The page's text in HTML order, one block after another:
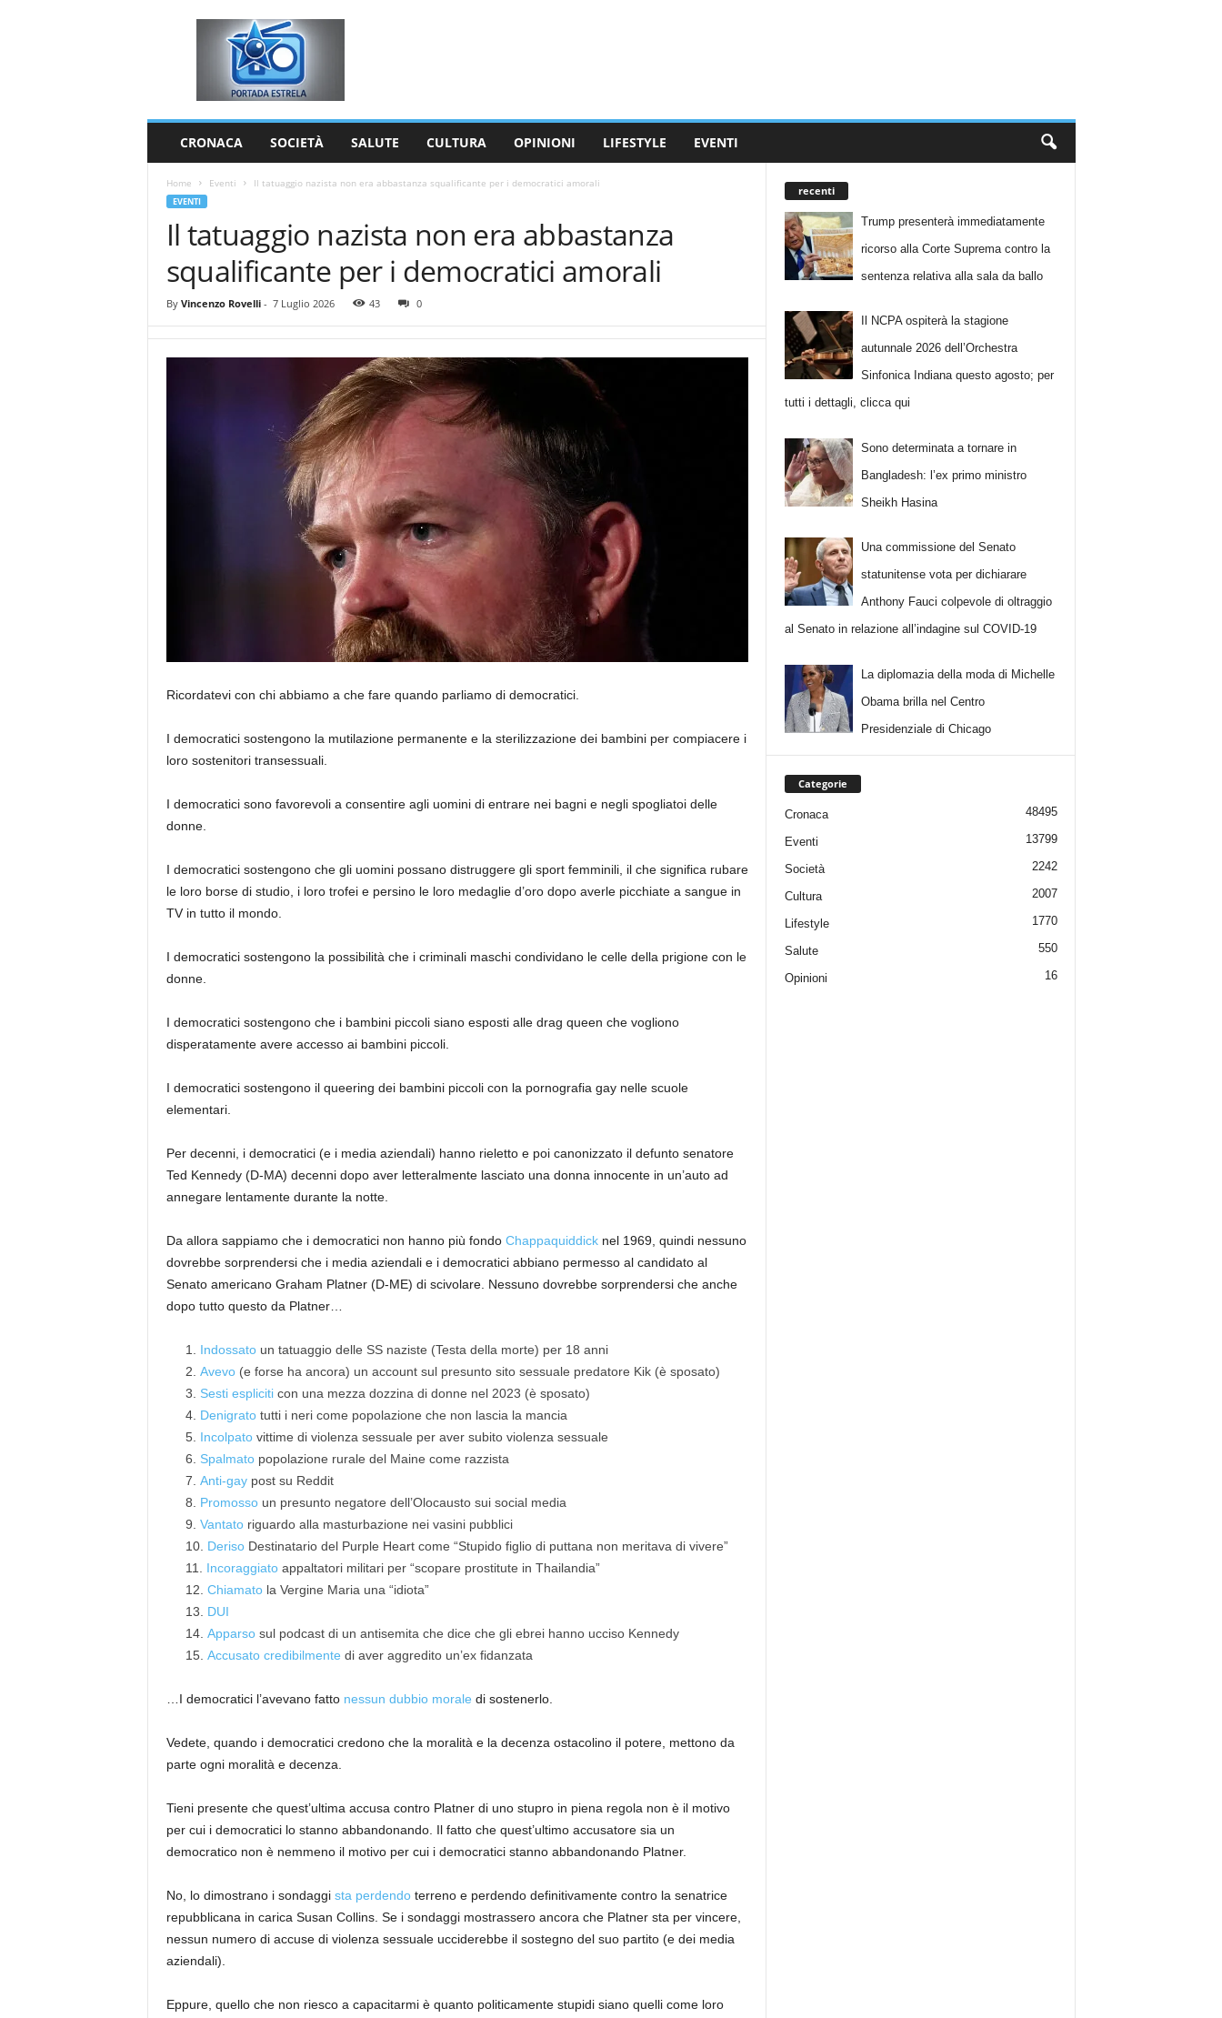
CRONACA SOCIETÀ SALUTE CULTURA OPINIONI LIFESTYLE EVENTI
Home Eventi Il tatuaggio nazista non era abbastanza squalificante per i democratici amorali
EVENTI
Il tatuaggio nazista non era abbastanza
squalificante per i democratici amorali
By Vincenzo Rovelli- 7 Luglio 2026 43 0
Ricordatevi con chi abbiamo a che fare quando parliamo di democratici.
I democratici sostengono la mutilazione permanente e la sterilizzazione dei bambini per compiacere i
loro sostenitori transessuali.
I democratici sono favorevoli a consentire agli uomini di entrare nei bagni e negli spogliatoi delle
donne.
I democratici sostengono che gli uomini possano distruggere gli sport femminili, il che significa rubare
le loro borse di studio, i loro trofei e persino le loro medaglie d’oro dopo averle picchiate a sangue in
TV in tutto il mondo.
I democratici sostengono la possibilità che i criminali maschi condividano le celle della prigione con le
donne.
I democratici sostengono che i bambini piccoli siano esposti alle drag queen che vogliono
disperatamente avere accesso ai bambini piccoli.
I democratici sostengono il queering dei bambini piccoli con la pornografia gay nelle scuole
elementari.
Per decenni, i democratici (e i media aziendali) hanno rieletto e poi canonizzato il defunto senatore
Ted Kennedy (D-MA) decenni dopo aver letteralmente lasciato una donna innocente in un’auto ad
annegare lentamente durante la notte.
Da allora sappiamo che i democratici non hanno più fondo Chappaquiddicknel 1969, quindi nessuno
dovrebbe sorprendersi che i media aziendali e i democratici abbiano permesso al candidato al
Senato americano Graham Platner (D-ME) di scivolare. Nessuno dovrebbe sorprendersi che anche
dopo tutto questo da Platner…
Indossatoun tatuaggio delle SS naziste (Testa della morte) per 18 anni
Avevo(e forse ha ancora) un account sul presunto sito sessuale predatore Kik (è sposato)
Sesti espliciticon una mezza dozzina di donne nel 2023 (è sposato)
Denigratotutti i neri come popolazione che non lascia la mancia
Incolpatovittime di violenza sessuale per aver subito violenza sessuale
Spalmatopopolazione rurale del Maine come razzista
Anti-gaypost su Reddit
Promossoun presunto negatore dell’Olocausto sui social media
Vantato riguardo alla masturbazione nei vasini pubblici
DerisoDestinatario del Purple Heart come “Stupido figlio di puttana non meritava di vivere”
Incoraggiatoappaltatori militari per “scopare prostitute in Thailandia”
Chiamatola Vergine Maria una “idiota”
DUI
Apparsosul podcast di un antisemita che dice che gli ebrei hanno ucciso Kennedy
Accusato credibilmente di aver aggredito un’ex fidanzata
…I democratici l’avevano fatto nessun dubbio morale di sostenerlo.
Vedete, quando i democratici credono che la moralità e la decenza ostacolino il potere, mettono da
parte ogni moralità e decenza.
Tieni presente che quest’ultima accusa contro Platner di uno stupro in piena regola non è il motivo
per cui i democratici lo stanno abbandonando. Il fatto che quest’ultimo accusatore sia un
democratico non è nemmeno il motivo per cui i democratici stanno abbandonando Platner.
No, lo dimostrano i sondaggi sta perdendoterreno e perdendo definitivamente contro la senatrice
repubblicana in carica Susan Collins. Se i sondaggi mostrassero ancora che Platner sta per vincere,
nessun numero di accuse di violenza sessuale ucciderebbe il sostegno del suo partito (e dei media
aziendali).
Eppure, quello che non riesco a capacitarmi è quanto politicamente stupidi siano quelli come loro
recenti
Trump presenterà immediatamente
ricorso alla Corte Suprema contro la
sentenza relativa alla sala da ballo
Il NCPA ospiterà la stagione
autunnale 2026 dell’Orchestra
Sinfonica Indiana questo agosto; per
tutti i dettagli, clicca qui
Sono determinata a tornare in
Bangladesh: l’ex primo ministro
Sheikh Hasina
Una commissione del Senato
statunitense vota per dichiarare
Anthony Fauci colpevole di oltraggio
al Senato in relazione all’indagine sul COVID-19
La diplomazia della moda di Michelle
Obama brilla nel Centro
Presidenziale di Chicago
Categorie
Cronaca 48495
Eventi 13799
Società 2242
Cultura 2007
Lifestyle 1770
Salute 550
Opinioni 16